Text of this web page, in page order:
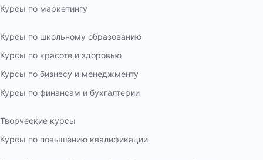
Курсы по маркетингу
Курсы по школьному образованию
Курсы по красоте и здоровью
Курсы по бизнесу и менеджменту
Курсы по финансам и бухгалтерии
Творческие курсы
Курсы по повышению квалификации